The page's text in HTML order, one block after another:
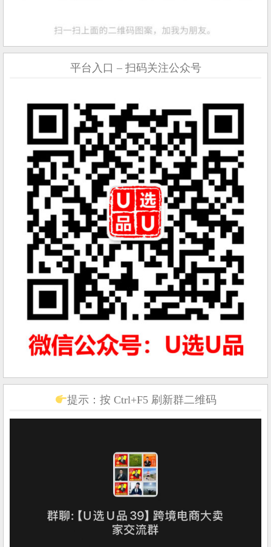
平台入口 – 扫码关注公众号
提示：按 Ctrl+F5 刷新群二维码